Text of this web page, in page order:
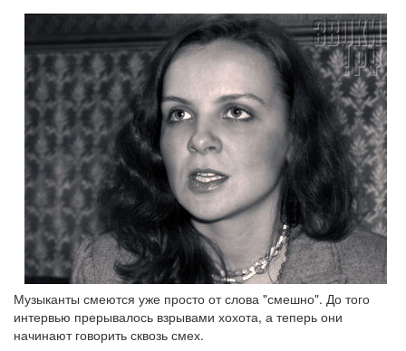
Музыканты смеются уже просто от слова "смешно". До того
интервью прерывалось взрывами хохота, а теперь они
начинают говорить сквозь смех.